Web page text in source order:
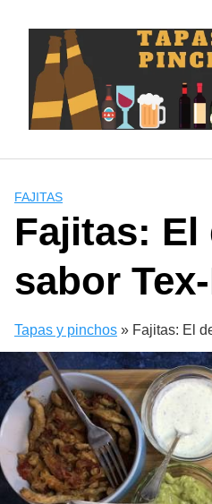
contenido
FAJITAS
Fajitas:
sabor
Tapas y pinchos » Fajitas: El